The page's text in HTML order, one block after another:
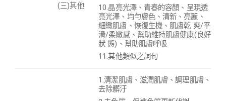
(三)其他
10.晶亮光澤、青春的容顏、呈現透
亮光澤、均勻膚色、清新、亮麗、
細緻肌膚、恢復生機、肌膚乾 爽/平
滑/柔嫩感、幫助維持肌膚健康(良好
狀 態)、 幫助肌膚呼吸
11.其他類似之詞句
1.清潔肌膚、滋潤肌膚、調理肌膚、
去除髒汙